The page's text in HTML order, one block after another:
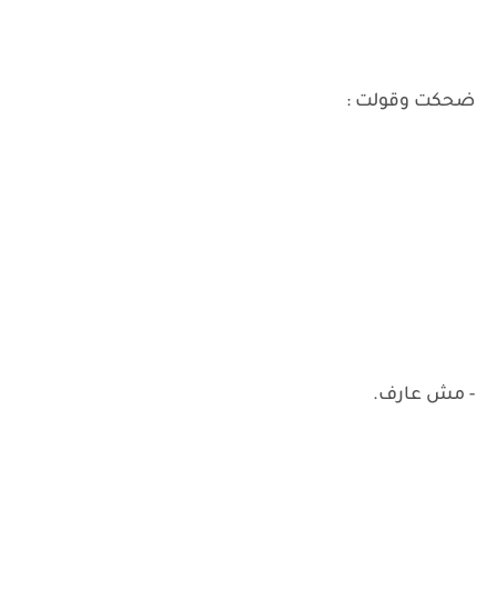
ضحكت وقولت :
- مش عارف.